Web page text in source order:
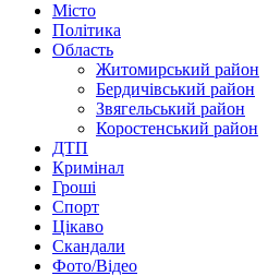
Місто
Політика
Область
Житомирський район
Бердичівський район
Звягельський район
Коростенський район
ДТП
Кримінал
Гроші
Спорт
Цікаво
Скандали
Фото/Відео